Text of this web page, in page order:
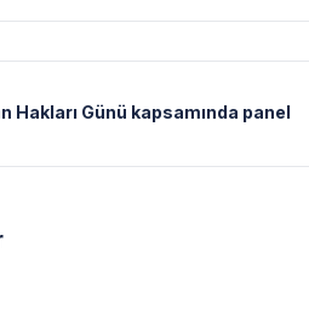
Hakları Günü kapsamında panel